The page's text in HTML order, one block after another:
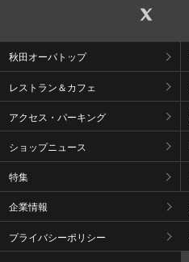
秋田オーパトップ
レストラン＆カフェ
アクセス・パーキング
ショップニュース
特集
企業情報
プライバシーポリシー